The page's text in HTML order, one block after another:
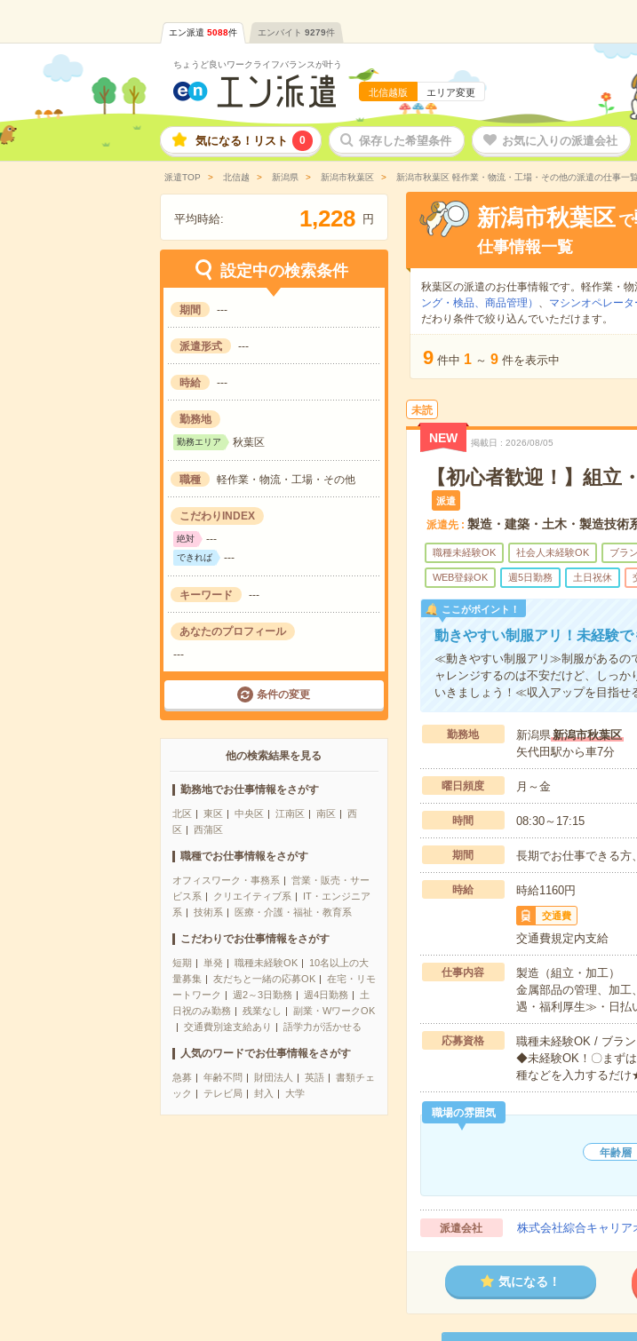
エン派遣 5088件 エンバイト 9279件
ちょうど良いワークライフバランスが叶う
北信越版 エリア変更
気になる！リスト 0 保存した希望条件 お気に入りの派遣会社
派遣TOP 北信越 新潟県 新潟市秋葉区 新潟市秋葉区 軽作業・物流・工場・その他の派遣の仕事一覧
平均時給: 1,228 円
設定中の検索条件
期間 ---
派遣形式 ---
時給 ---
勤務地
勤務エリア 秋葉区
職種 軽作業・物流・工場・その他
こだわりINDEX
絶対 ---
できれば ---
キーワード ---
あなたのプロフィール
---
条件の変更
他の検索結果を見る
勤務地でお仕事情報をさがす
北区 東区 中央区 江南区 南区
西
区
西蒲区
職種でお仕事情報をさがす
オフィスワーク・事務系
営業・販売・サー
ビス系
クリエイティブ系
IT・エンジニア
系
技術系 医療・介護・福祉・教育系
こだわりでお仕事情報をさがす
短期 単発 職種未経験OK
10名以上の大
量募集
友だちと一緒の応募OK
在宅・リモ
ートワーク
週2～3日勤務 週4日勤務
土
日祝のみ勤務
残業なし
副業・WワークOK
交通費別途支給あり
語学力が活かせる
人気のワードでお仕事情報をさがす
急募 年齢不問 財団法人 英語
書類チェ
ック
テレビ局 封入 大学
新潟市秋葉区 で
仕事情報一覧
秋葉区の派遣のお仕事情報です。軽作業・物
ング・検品、商品管理） 、 マシンオペレータ
だわり条件で絞り込んでいただけます。
9 件中 1 ～ 9 件を表示中
未読
NEW 掲載日 2026/08/05
【初心者歓迎！】組
派遣
派遣先 製造・建築・土木・製造技術
職種未経験OK 社会人未経験OK ブラ
WEB登録OK 週5日勤務 土日祝休
ここがポイント！
動きやすい制服アリ！未経験で
≪動きやすい制服アリ≫制服があるの
ャレンジするのは不安だけど、しっ
いきましょう！≪収入アップを目指せ
勤務地 新潟県新潟市秋葉区
矢代田駅から車7分
曜日頻度 月～金
時間 08:30～17:15
期間 長期でお仕事できる方
時給 時給1160円
交通費
交通費規定内支給
仕事内容
製造（組立・加工）
金属部品の管理、加
遇・福利厚生≫・日払
応募資格
職種未経験OK / ブラ
◆未経験OK！〇まず
種などを入力するだ
職場の雰囲気
年齢層
派遣会社 株式会社綜合キャリ
気になる！